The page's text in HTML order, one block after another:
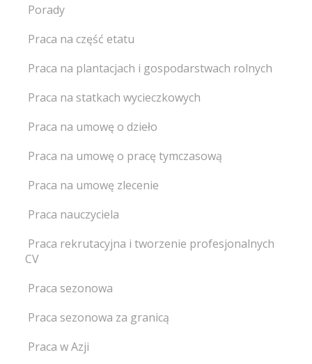
Porady
Praca na część etatu
Praca na plantacjach i gospodarstwach rolnych
Praca na statkach wycieczkowych
Praca na umowę o dzieło
Praca na umowę o pracę tymczasową
Praca na umowę zlecenie
Praca nauczyciela
Praca rekrutacyjna i tworzenie profesjonalnych
CV
Praca sezonowa
Praca sezonowa za granicą
Praca w Azji